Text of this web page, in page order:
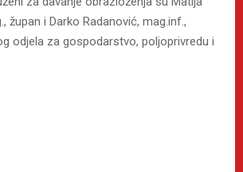
župan i Darko Radanović, mag.inf.,
odjela za gospodarstvo, poljoprivredu i